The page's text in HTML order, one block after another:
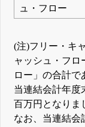
ュ・フロー
(注)フリー・キ
ャッシュ・フロ
ロー」の合計で
当連結会計年度
百万円となりま
なお、当連結会